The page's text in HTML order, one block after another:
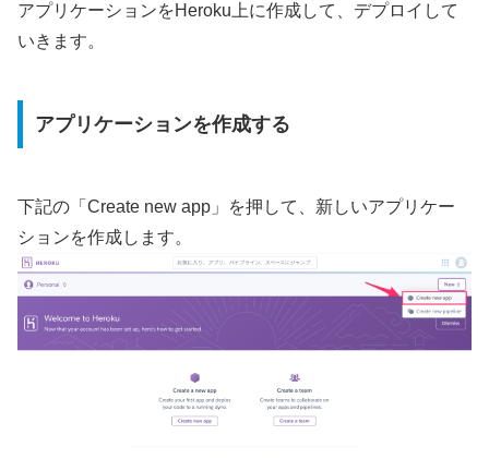
アプリケーションをHeroku上に作成して、デプロイして
いきます。
アプリケーションを作成する
下記の「Create new app」を押して、新しいアプリケー
ションを作成します。